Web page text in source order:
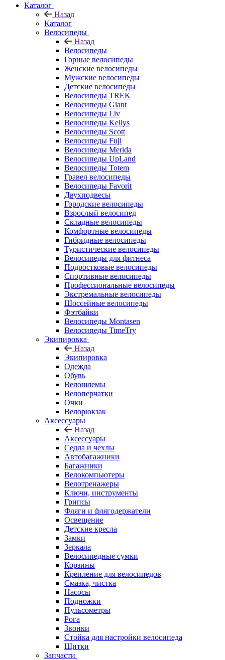
Каталог
Назад
Каталог
Велосипеды
Назад
Велосипеды
Горные велосипеды
Женские велосипеды
Мужские велосипеды
Детские велосипеды
Велосипеды TREK
Велосипеды Giant
Велосипеды Liv
Велосипеды Kellys
Велосипеды Scott
Велосипеды Fuji
Велосипеды Merida
Велосипеды UpLand
Велосипеды Totem
Гравел велосипеды
Велосипеды Favorit
Двухподвесы
Городские велосипеды
Взрослый велосипед
Складные велосипеды
Комфортные велосипеды
Гибридные велосипеды
Туристические велосипеды
Велосипеды для фитнеса
Подростковые велосипеды
Спортивные велосипеды
Профессиональные велосипеды
Экстремальные велосипеды
Шоссейные велосипеды
Фэтбайки
Велосипеды Montasen
Велосипеды TimeTry
Экипировка
Назад
Экипировка
Одежда
Обувь
Велошлемы
Велоперчатки
Очки
Велорюкзак
Аксессуары
Назад
Аксессуары
Седла и чехлы
Автобагажники
Багажники
Велокомпьютеры
Велотренажеры
Ключи, инструменты
Грипсы
Фляги и флягодержатели
Освещение
Детские кресла
Замки
Зеркала
Велосипедные сумки
Корзины
Крепление для велосипедов
Смазка, чистка
Насосы
Подножки
Пульсометры
Рога
Звонки
Стойка для настройки велосипеда
Щитки
Запчасти